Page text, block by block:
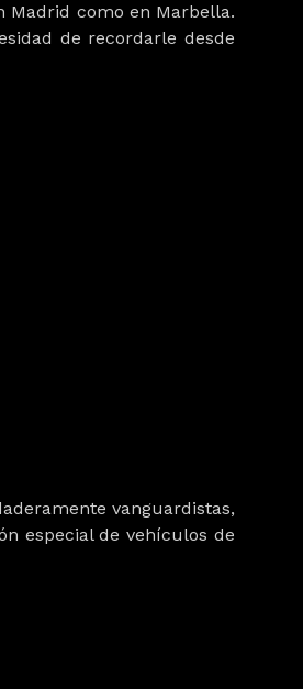
Madrid como en Marbella.
de recordarle desde
vanguardistas,
especial de vehículos de